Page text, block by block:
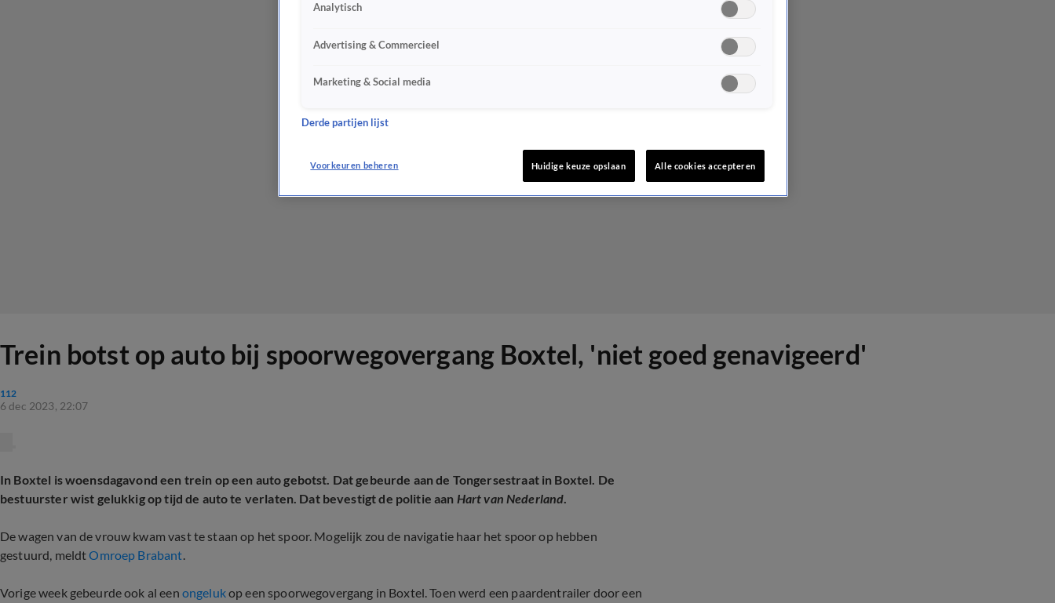
Trein botst op auto bij spoorwegovergang Boxtel, 'niet goed genavigeerd'
112
6 dec 2023, 22:07
In Boxtel is woensdagavond een trein op een auto gebotst. Dat gebeurde aan de Tongersestraat in Boxtel. De
bestuurster wist gelukkig op tijd de auto te verlaten. Dat bevestigt de politie aan Hart van Nederland.
De wagen van de vrouw kwam vast te staan op het spoor. Mogelijk zou de navigatie haar het spoor op hebben
gestuurd, meldtOmroep Brabant.
Vorige week gebeurde ook al een ongelukop een spoorwegovergang in Boxtel. Toen werd een paardentrailer door een
Analytisch
Advertising & Commercieel
Marketing & Social media
Derde partijen lijst
Voorkeuren beheren Huidige keuze opslaan Alle cookies accepteren